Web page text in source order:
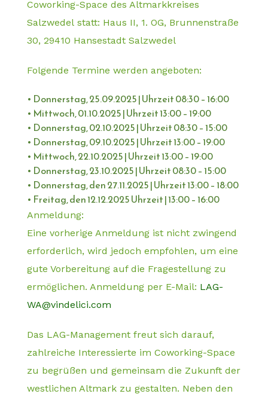
Coworking-Space des Altmarkkreises
Salzwedel statt: Haus II, 1. OG, Brunnenstraße
30, 29410 Hansestadt Salzwedel
Folgende Termine werden angeboten:
• Donnerstag, 25.09.2025 | Uhrzeit 08:30 – 16:00
• Mittwoch, 01.10.2025 | Uhrzeit 13:00 – 19:00
• Donnerstag, 02.10.2025 | Uhrzeit 08:30 – 15:00
• Donnerstag, 09.10.2025 | Uhrzeit 13:00 – 19:00
• Mittwoch, 22.10.2025 | Uhrzeit 13:00 – 19:00
• Donnerstag, 23.10.2025 | Uhrzeit 08:30 – 15:00
• Donnerstag, den 27.11.2025 | Uhrzeit 13:00 – 18:00
• Freitag, den 12.12.2025 Uhrzeit | 13:00 – 16:00
Anmeldung:
Eine vorherige Anmeldung ist nicht zwingend
erforderlich, wird jedoch empfohlen, um eine
gute Vorbereitung auf die Fragestellung zu
ermöglichen. Anmeldung per E-Mail: LAG-
WA@vindelici.com
Das LAG-Management freut sich darauf,
zahlreiche Interessierte im Coworking-Space
zu begrüßen und gemeinsam die Zukunft der
westlichen Altmark zu gestalten. Neben den